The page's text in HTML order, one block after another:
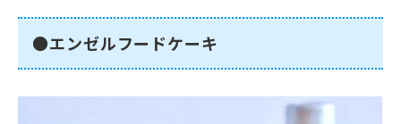
●エンゼルフードケーキ